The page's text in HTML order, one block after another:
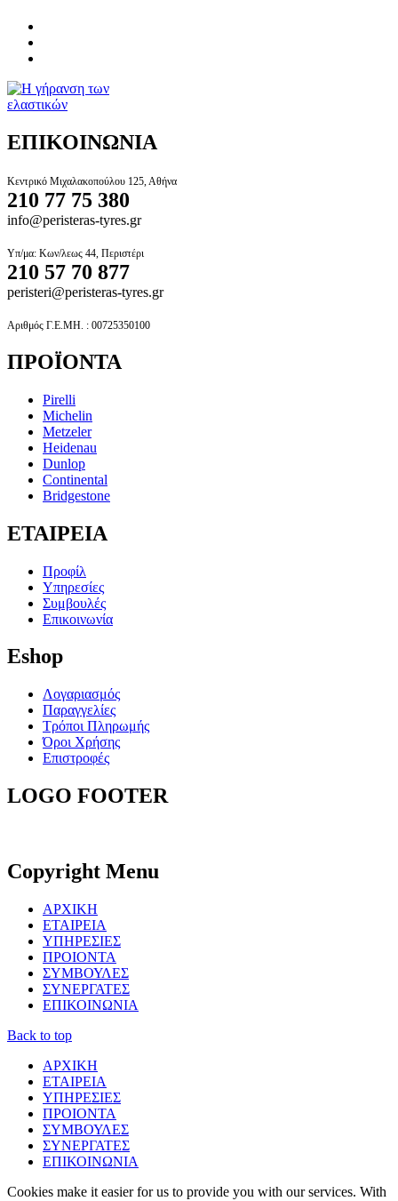
ΕΠΙΚΟΙΝΩΝΙΑ
Κεντρικό Μιχαλακοπούλου 125, Αθήνα
210 77 75 380
info@peristeras-tyres.gr
Υπ/μα: Κων/λεως 44, Περιστέρι
210 57 70 877
peristeri@peristeras-tyres.gr
Αριθμός Γ.Ε.ΜΗ. : 00725350100
ΠΡΟΪΟΝΤΑ
Pirelli
Michelin
Metzeler
Heidenau
Dunlop
Continental
Bridgestone
ΕΤΑΙΡΕΙΑ
Προφίλ
Υπηρεσίες
Συμβουλές
Επικοινωνία
Eshop
Λογαριασμός
Παραγγελίες
Τρόποι Πληρωμής
Όροι Χρήσης
Επιστροφές
LOGO FOOTER
Copyright Menu
ΑΡΧΙΚΗ
ΕΤΑΙΡΕΙΑ
ΥΠΗΡΕΣΙΕΣ
ΠΡΟΙΟΝΤΑ
ΣΥΜΒΟΥΛΕΣ
ΣΥΝΕΡΓΑΤΕΣ
ΕΠΙΚΟΙΝΩΝΙΑ
Back to top
ΑΡΧΙΚΗ
ΕΤΑΙΡΕΙΑ
ΥΠΗΡΕΣΙΕΣ
ΠΡΟΙΟΝΤΑ
ΣΥΜΒΟΥΛΕΣ
ΣΥΝΕΡΓΑΤΕΣ
ΕΠΙΚΟΙΝΩΝΙΑ
Cookies make it easier for us to provide you with our services. With